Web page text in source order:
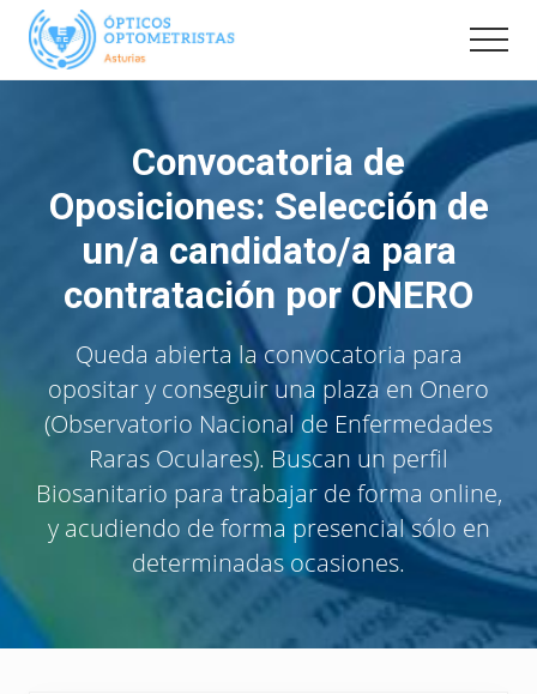
Menu
Saltar
contenido
Pagina
Asturias
Nacional
Opticos
Optometristas.
Información,
eventos
noticias
interés
profesional.
Convocatoria de
Oposiciones: Selección de
un/a candidato/a para
contratación por ONERO
Queda abierta la convocatoria para
opositar y conseguir una plaza en Onero
(Observatorio Nacional de Enfermedades
Raras Oculares). Buscan un perfil
Biosanitario para trabajar de forma online,
y acudiendo de forma presencial sólo en
determinadas ocasiones.